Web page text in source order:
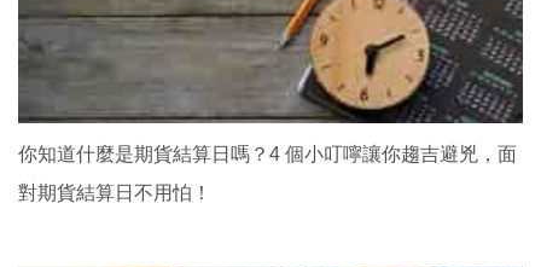
你知道什麼是期貨結算日嗎？4 個小叮嚀讓你趨吉避兇，面
對期貨結算日不用怕！